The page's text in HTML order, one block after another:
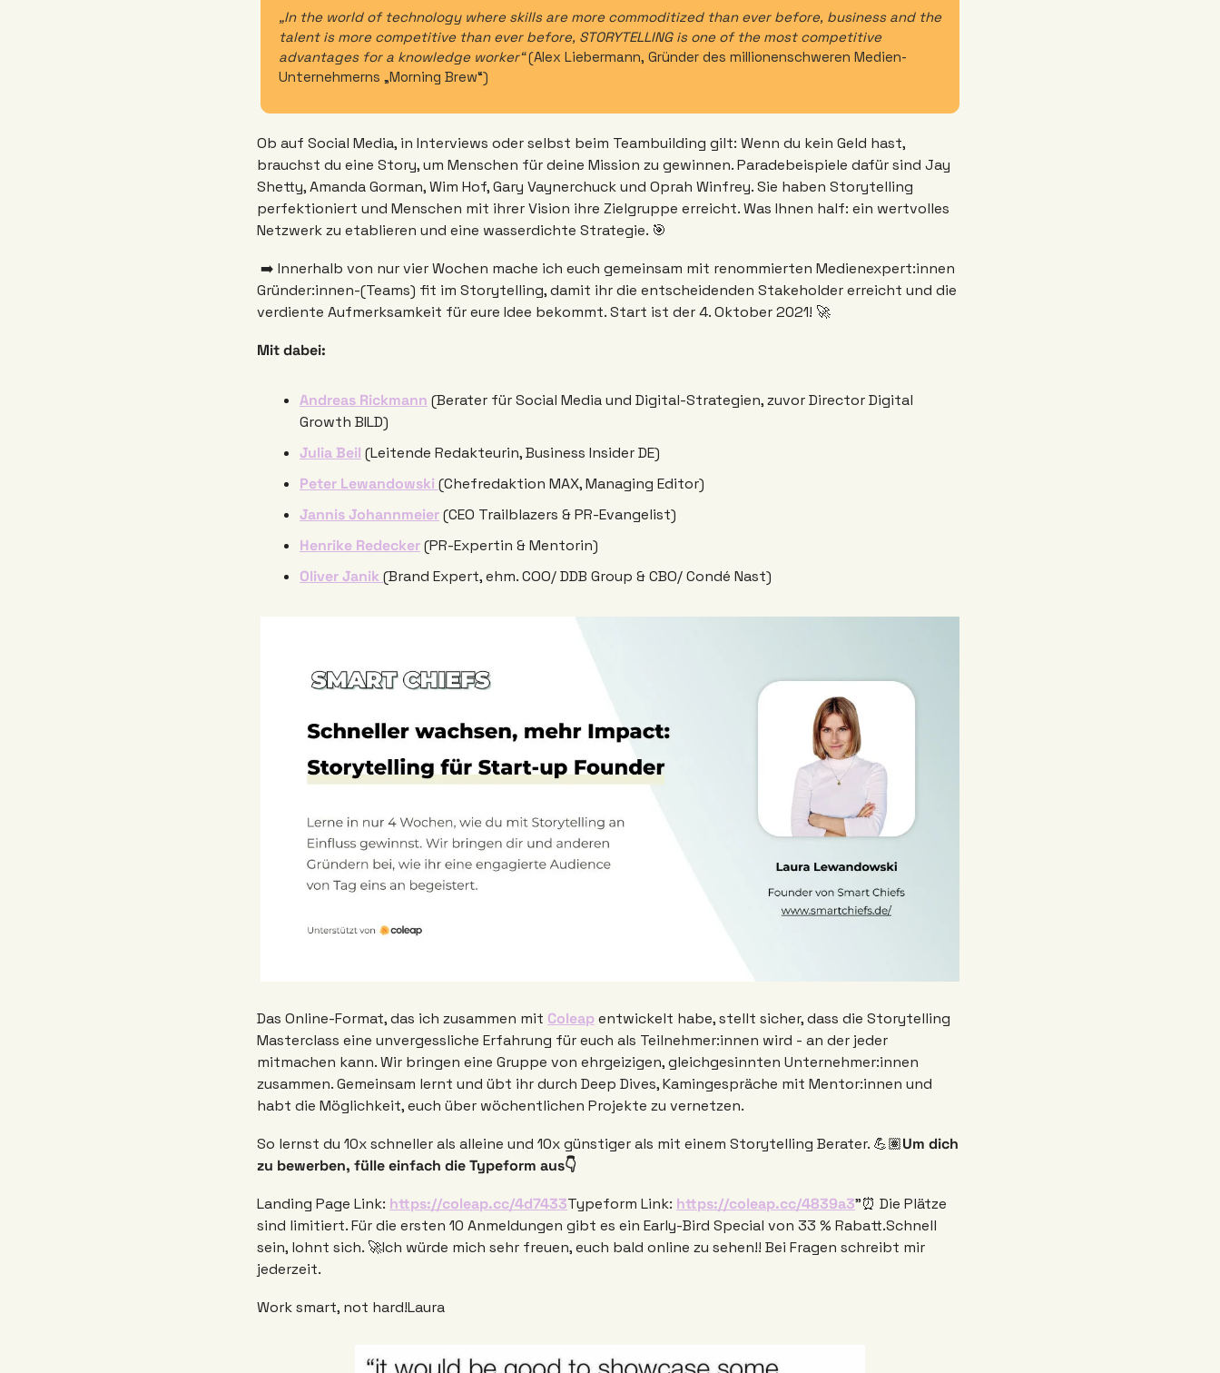
„In the world of technology where skills are more commoditized than ever before, business and the
talent is more competitive than ever before, STORYTELLING is one of the most competitive
advantages for a knowledge worker“ (Alex Liebermann, Gründer des millionenschweren Medien-
Unternehmerns „Morning Brew“)
Ob auf Social Media, in Interviews oder selbst beim Teambuilding gilt: Wenn du kein Geld hast,
brauchst du eine Story, um Menschen für deine Mission zu gewinnen. Paradebeispiele dafür sind Jay
Shetty, Amanda Gorman, Wim Hof, Gary Vaynerchuck und Oprah Winfrey. Sie haben Storytelling
perfektioniert und Menschen mit ihrer Vision ihre Zielgruppe erreicht. Was Ihnen half: ein wertvolles
Netzwerk zu etablieren und eine wasserdichte Strategie. 🎯
Gründer:innen-(Teams) fit im Storytelling, damit ihr die entscheidenden Stakeholder erreicht und die
verdiente Aufmerksamkeit für eure Idee bekommt. Start ist der 4. Oktober 2021! 🚀
Mit dabei:
Andreas Rickmann (Berater für Social Media und Digital-Strategien, zuvor Director Digital
Growth BILD)
Julia Beil (Leitende Redakteurin, Business Insider DE)
Peter Lewandowski (Chefredaktion MAX, Managing Editor)
Jannis Johannmeier (CEO Trailblazers & PR-Evangelist)
Henrike Redecker (PR-Expertin & Mentorin)
Oliver Janik (Brand Expert, ehm. COO/ DDB Group & CBO/ Condé Nast)
Das Online-Format, das ich zusammen mit Coleap entwickelt habe, stellt sicher, dass die Storytelling
Masterclass eine unvergessliche Erfahrung für euch als Teilnehmer:innen wird - an der jeder
mitmachen kann. Wir bringen eine Gruppe von ehrgeizigen, gleichgesinnten Unternehmer:innen
zusammen. Gemeinsam lernt und übt ihr durch Deep Dives, Kamingespräche mit Mentor:innen und
habt die Möglichkeit, euch über wöchentlichen Projekte zu vernetzen.
So lernst du 10x schneller als alleine und 10x günstiger als mit einem Storytelling Berater. 💪🏽Um dich
zu bewerben, fülle einfach die Typeform aus👇
Landing Page Link: https://coleap.cc/4d7433Typeform Link: https://coleap.cc/4839a3"⏰ Die Plätze
sind limitiert. Für die ersten 10 Anmeldungen gibt es ein Early-Bird Special von 33 % Rabatt.Schnell
sein, lohnt sich. 🚀Ich würde mich sehr freuen, euch bald online zu sehen!! Bei Fragen schreibt mir
jederzeit.
Work smart, not hard!Laura